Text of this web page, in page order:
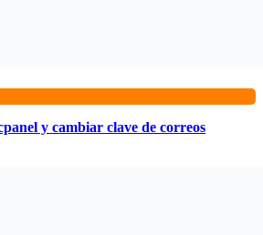
y cambiar clave de correos